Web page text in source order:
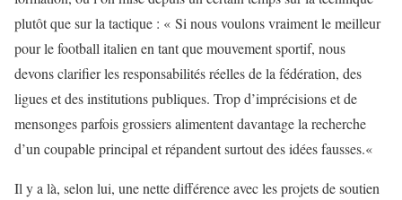
plutôt que sur la tactique : « Si nous voulons vraiment le meilleur
pour le football italien en tant que mouvement sportif, nous
devons clarifier les responsabilités réelles de la fédération, des
ligues et des institutions publiques. Trop d’imprécisions et de
mensonges parfois grossiers alimentent davantage la recherche
d’un coupable principal et répandent surtout des idées fausses.«
Il y a là, selon lui, une nette différence avec les projets de soutien